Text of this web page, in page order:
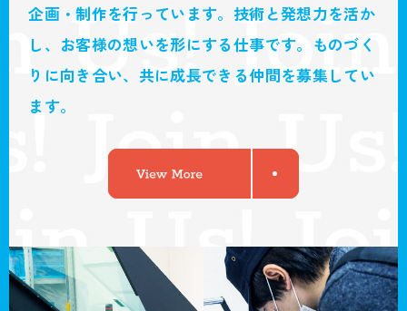
企画・制作を行っています。 技術と発想力を活か
し、お客様の想いを形にする仕事です。 ものづく
りに向き合い、共に成長できる仲間を募集してい
ます。